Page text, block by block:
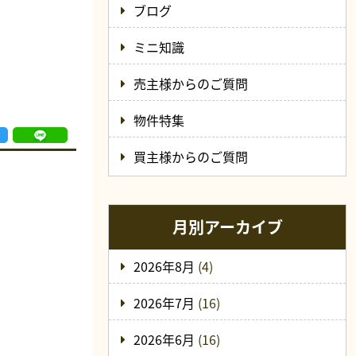
ブログ
ミニ知識
売主様からのご質問
物件特集
買主様からのご質問
月別アーカイブ
2026年8月 (4)
2026年7月 (16)
2026年6月 (16)